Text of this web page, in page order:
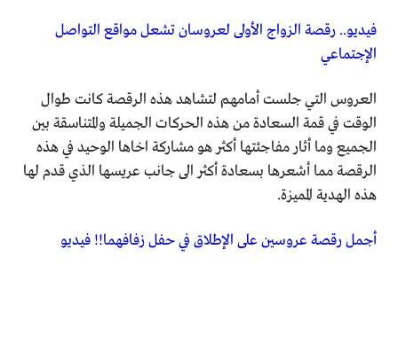
فيديو.. رقصة الزواج الأولى لعروسان تشعل مواقع التواصل
الإجتماعي
العروس التي جلست أمامهم لتشاهد هذه الرقصة كانت طوال
الوقت في قمة السعادة من هذه الحركات الجميلة والمتناسقة بين
الجميع وما أثار مفاجئتها أكثر هو مشاركة اخاها الوحيد في هذه
الرقصة مما أشعرها بسعادة أكثر الى جانب عريسها الذي قدم لها
هذه الهدية المميزة.
أجمل رقصة عروسين على الإطلاق في حفل زفافهما!! فيديو